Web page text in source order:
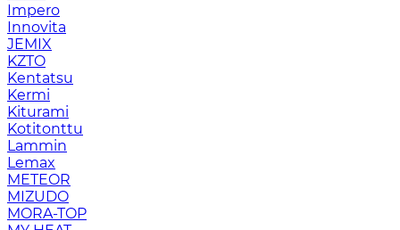
Impero
Innovita
JEMIX
KZTO
Kentatsu
Kermi
Kiturami
Kotitonttu
Lammin
Lemax
METEOR
MIZUDO
MORA-TOP